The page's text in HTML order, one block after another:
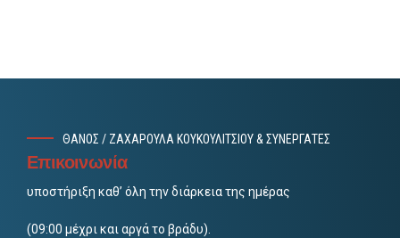
ΘΑΝΟΣ / ΖΑΧΑΡΟΥΛΑ ΚΟΥΚΟΥΛΙΤΣΙΟΥ & ΣΥΝΕΡΓΑΤΕΣ
Επικοινωνία
υποστήριξη καθ’ όλη την διάρκεια της ημέρας
(09:00 μέχρι και αργά το βράδυ).